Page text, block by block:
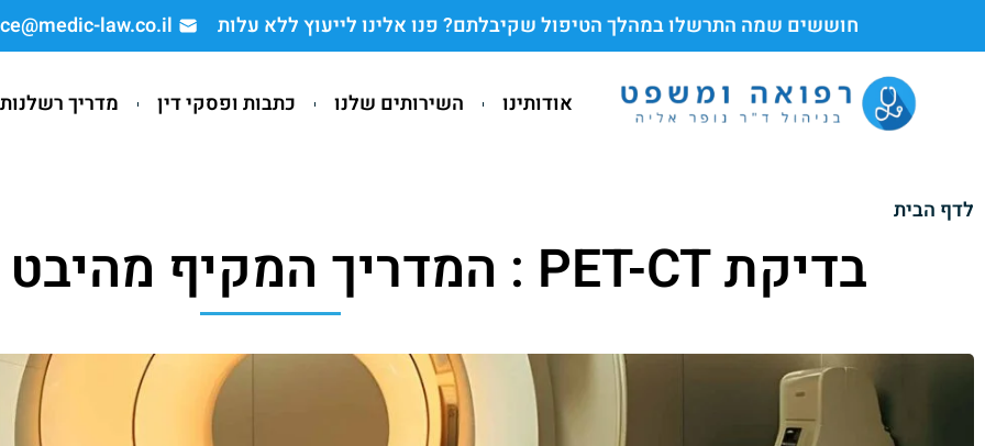
חוששים שמה התרשלו במהלך הטיפול שקיבלתם? פנו אלינו לייעוץ ללא עלות law.co.il
אודותינו השירותים שלנו כתבות ופסקי דין מדריך
לדף הבית
בדיקת PET-CT : המדריך המקיף מהיבט רפואי ומשפטי